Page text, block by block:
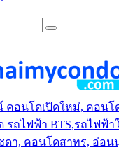
คอนโดเปิดใหม่, คอน
ถไฟฟ้า BTS,รถไฟฟ้า
ดา, คอนโดสาทร, อ่อน